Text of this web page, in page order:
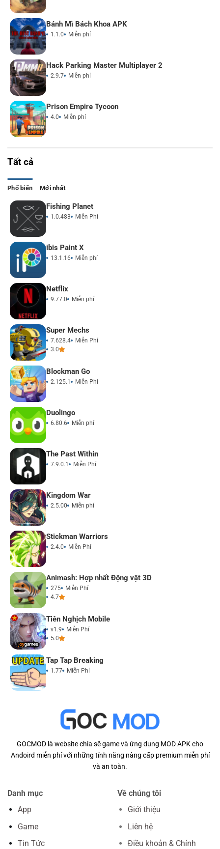
Bánh Mì Bách Khoa APK
1.1.0 Miễn phí
Hack Parking Master Multiplayer 2
2.9.7 Miễn phí
Prison Empire Tycoon
4.0 Miễn phí
Tất cả
Phổ biến Mới nhất
Fishing Planet
1.0.483 Miễn Phí
ibis Paint X
13.1.16 Miễn phí
Netflix
9.77.0 Miễn phí
Super Mechs
7.628.4
Miễn Phí
3.0
Blockman Go
2.125.1 Miễn Phí
Duolingo
6.80.6 Miễn phí
The Past Within
7.9.0.1 Miễn Phí
Kingdom War
2.5.00 Miễn phí
Stickman Warriors
2.4.0 Miễn Phí
Animash: Hợp nhất Động vật 3D
275
Miễn Phí
4.7
Tiên Nghịch Mobile
v1.9
Miễn Phí
5.0
Tap Tap Breaking
1.77 Miễn Phí
GOCMOD là website chia sẽ game và ứng dụng MOD APK cho
Andoird miễn phí với những tính năng nâng cấp premium miễn phí
và an toàn.
Danh mục
App
Game
Tin Tức
Về chúng tôi
Giới thiệu
Liên hệ
Điều khoản & Chính